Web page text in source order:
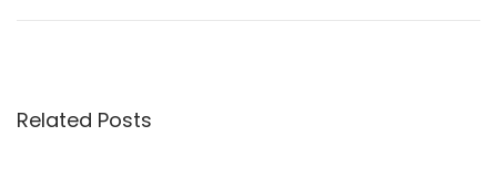
1Related Posts